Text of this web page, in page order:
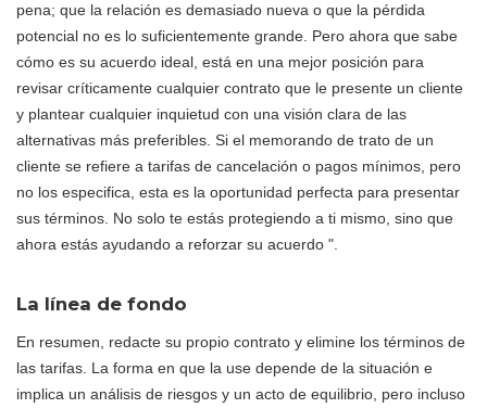
pena; que la relación es demasiado nueva o que la pérdida
potencial no es lo suficientemente grande. Pero ahora que sabe
cómo es su acuerdo ideal, está en una mejor posición para
revisar críticamente cualquier contrato que le presente un cliente
y plantear cualquier inquietud con una visión clara de las
alternativas más preferibles. Si el memorando de trato de un
cliente se refiere a tarifas de cancelación o pagos mínimos, pero
no los especifica, esta es la oportunidad perfecta para presentar
sus términos. No solo te estás protegiendo a ti mismo, sino que
ahora estás ayudando a reforzar su acuerdo ".
La línea de fondo
En resumen, redacte su propio contrato y elimine los términos de
las tarifas. La forma en que la use depende de la situación e
implica un análisis de riesgos y un acto de equilibrio, pero incluso